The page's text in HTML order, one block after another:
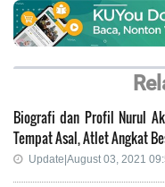
Biografi dan Profil Nurul
Tempat Asal, Atlet Angkat
Update|August 03, 2021